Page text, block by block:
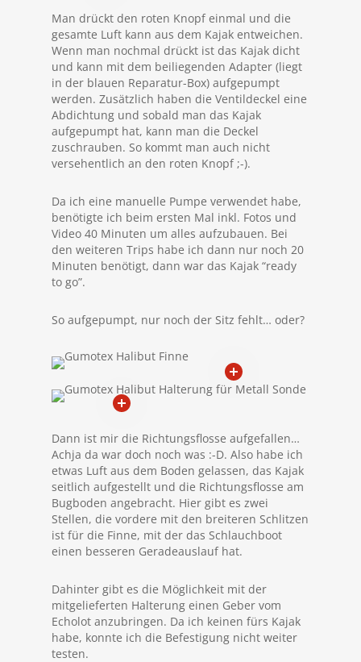
Man drückt den roten Knopf einmal und die
gesamte Luft kann aus dem Kajak entweichen.
Wenn man nochmal drückt ist das Kajak dicht
und kann mit dem beiliegenden Adapter (liegt
in der blauen Reparatur-Box) aufgepumpt
werden. Zusätzlich haben die Ventildeckel eine
Abdichtung und sobald man das Kajak
aufgepumpt hat, kann man die Deckel
zuschrauben. So kommt man auch nicht
versehentlich an den roten Knopf ;-).
Da ich eine manuelle Pumpe verwendet habe,
benötigte ich beim ersten Mal inkl. Fotos und
Video 40 Minuten um alles aufzubauen. Bei
den weiteren Trips habe ich dann nur noch 20
Minuten benötigt, dann war das Kajak “ready
to go”.
So aufgepumpt, nur noch der Sitz fehlt… oder?
Dann ist mir die Richtungsflosse aufgefallen…
Achja da war doch noch was :-D. Also habe ich
etwas Luft aus dem Boden gelassen, das Kajak
seitlich aufgestellt und die Richtungsflosse am
Bugboden angebracht. Hier gibt es zwei
Stellen, die vordere mit den breiteren Schlitzen
ist für die Finne, mit der das Schlauchboot
einen besseren Geradeauslauf hat.
Dahinter gibt es die Möglichkeit mit der
mitgelieferten Halterung einen Geber vom
Echolot anzubringen. Da ich keinen fürs Kajak
habe, konnte ich die Befestigung nicht weiter
testen.